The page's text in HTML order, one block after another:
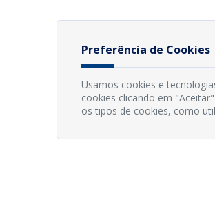
Preferência de Cookies
Usamos cookies e
cookies clicando em
os tipos de cookies, como